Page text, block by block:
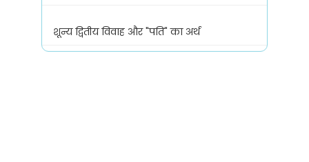
शून्य द्वितीय विवाह और "पति" का अर्थ